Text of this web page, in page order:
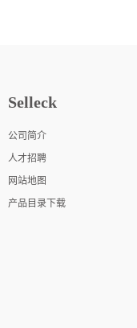
Selleck
公司简介
人才招聘
网站地图
产品目录下载